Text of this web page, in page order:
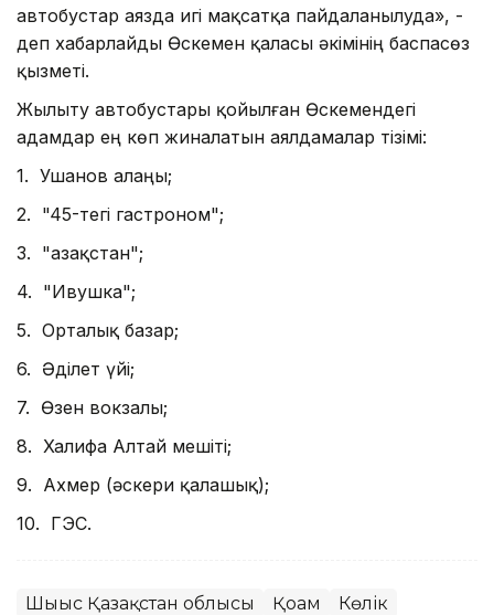
автобустар аязда игі мақсатқа пайдаланылуда», -
деп хабарлайды Өскемен қаласы әкімінің баспасөз
қызметі.
Жылыту автобустары қойылған Өскемендегі
адамдар ең көп жиналатын аялдамалар тізімі:
1. Ушанов алаңы;
2. "45-тегі гастроном";
3. "Қазақстан";
4. "Ивушка";
5. Орталық базар;
6. Әділет үйі;
7. Өзен вокзалы;
8. Халифа Алтай мешіті;
9. Ахмер (әскери қалашық);
10. ГЭС.
Шығыс Қазақстан облысы Қоғам Көлік